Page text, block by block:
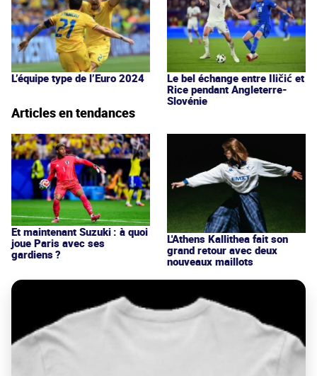
L’équipe type de l’Euro 2024
Le bel échange entre Iličić et
Rice pendant Angleterre-
Slovénie
Articles en tendances
Et maintenant Suzuki : à quoi
joue Paris avec ses
gardiens ?
L'Athens Kallithea fait son
grand retour avec deux
nouveaux maillots